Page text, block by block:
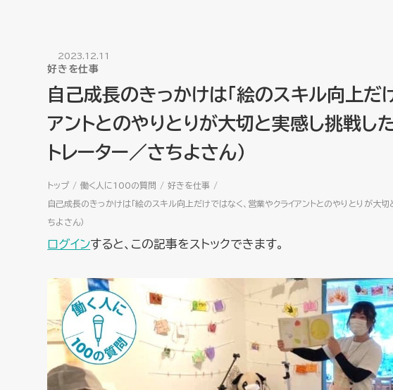
2023.12.11
好きを仕事
自己成長のきっかけは「絵のスキル向上だ
アントとのやりとりが大切と実感し挑戦し
トレーター／さちよさん）
トップ 働く人に100の質問 好きを仕事
自己成長のきっかけは「絵のスキル向上だけではなく、営業やクライアントとのやりとりが大切
ちよさん）
ログインすると、この記事をストックできます。